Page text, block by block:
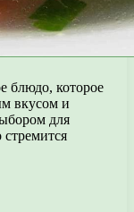
блюдо, которое
вкусом и
для